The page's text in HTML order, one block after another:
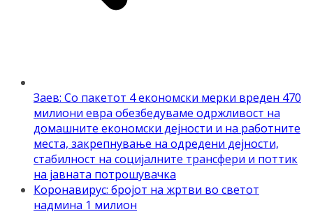
Заев: Со пакетот 4 економски мерки вреден 470
милиони евра обезбедуваме одржливост на
домашните економски дејности и на работните
места, закрепнување на одредени дејности,
стабилност на социјалните трансфери и поттик
на јавната потрошувачка
Коронавирус: бројот на жртви во светот
надмина 1 милион